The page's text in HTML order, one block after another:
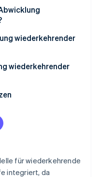
2026
Stripe Lösungen für die
wiederkehrender
wiederkehrender
für wiederkehrende
integriert, da